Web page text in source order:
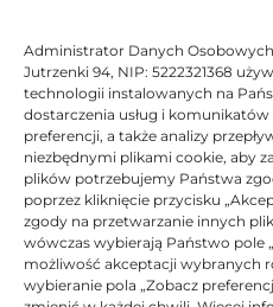
Administrator Danych
Jutrzenki 94, NIP: 5222321368
technologii instalowanych na
dostarczenia usług i
preferencji, a także analizy
niezbędnymi plikami cookie, aby
plików potrzebujemy Państwa
poprzez kliknięcie przycisku
zgody na przetwarzanie innych
wówczas wybierają Państwo pole
możliwość akceptacji wybranych
wybieranie pola „Zobacz